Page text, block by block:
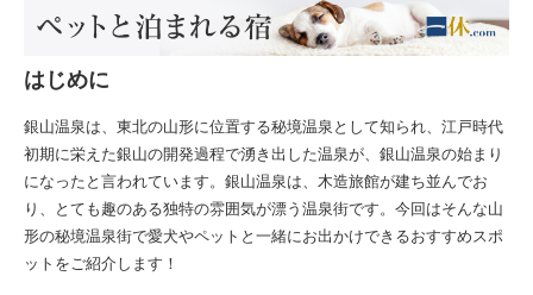
はじめに
銀山温泉は、東北の山形に位置する秘境温泉として知られ、江戸時代
初期に栄えた銀山の開発過程で湧き出した温泉が、銀山温泉の始まり
になったと言われています。銀山温泉は、木造旅館が建ち並んでお
り、とても趣のある独特の雰囲気が漂う温泉街です。今回はそんな山
形の秘境温泉街で愛犬やペットと一緒にお出かけできるおすすめスポ
ットをご紹介します！